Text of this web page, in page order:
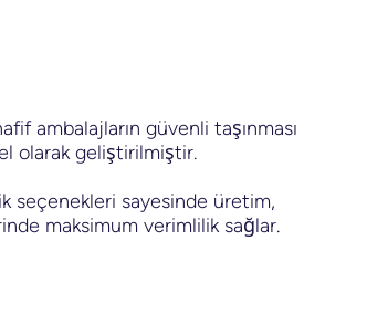
ambalajların güvenli taşınması
olarak geliştirilmiştir.
seçenekleri sayesinde üretim,
maksimum verimlilik sağlar.